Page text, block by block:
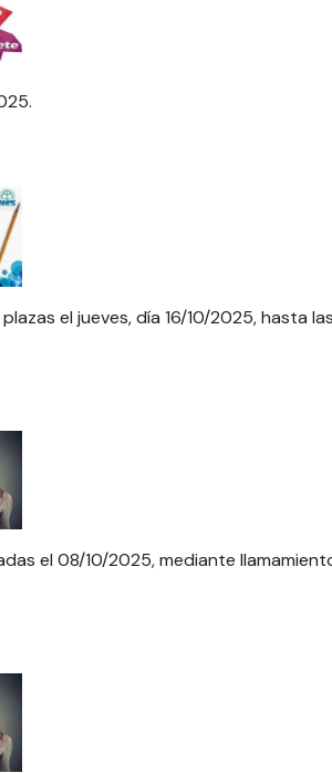
el jueves, día 16/10/2025, hasta
el 08/10/2025, mediante